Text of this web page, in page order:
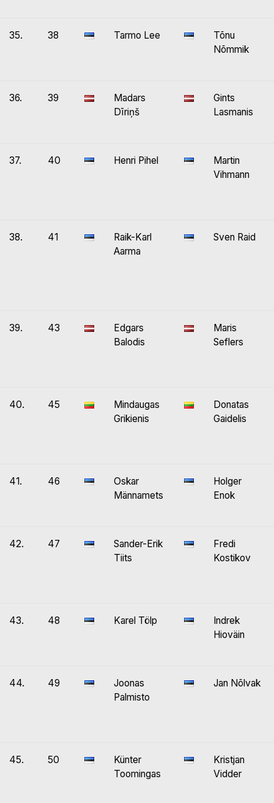
35. 38 Tarmo Lee
Tõnu
Nõmmik
36. 39
Madars
Dīriņš
Gints
Lasmanis
37. 40 Henri Pihel
Martin
Vihmann
38. 41
Raik-Karl
Aarma
Sven Raid
39. 43
Edgars
Balodis
Maris
Seflers
40. 45
Mindaugas
Grikienis
Donatas
Gaidelis
41. 46
Oskar
Männamets
Holger
Enok
42. 47
Sander-Erik
Tiits
Fredi
Kostikov
43. 48 Karel Tölp
Indrek
Hioväin
44. 49
Joonas
Palmisto
Jan Nõlvak
45. 50
Künter
Toomingas
Kristjan
Vidder